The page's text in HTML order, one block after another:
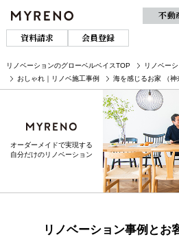
不動
資料請求
会員登録
リノベーションのグローベルベイスTOP
リノベー
おしゃれ｜リノベ施工事例
海を感じるお家 （神
オーダーメイドで実現する
自分だけのリノベーション
リノベーション事例とお